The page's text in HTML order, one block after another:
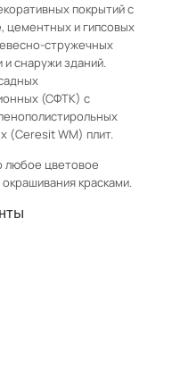
покрытий с
цементных и гипсовых
стружечных
и снаружи зданий.
(СФТК) с
(Ceresit WM) плит.
любое цветовое
красками.